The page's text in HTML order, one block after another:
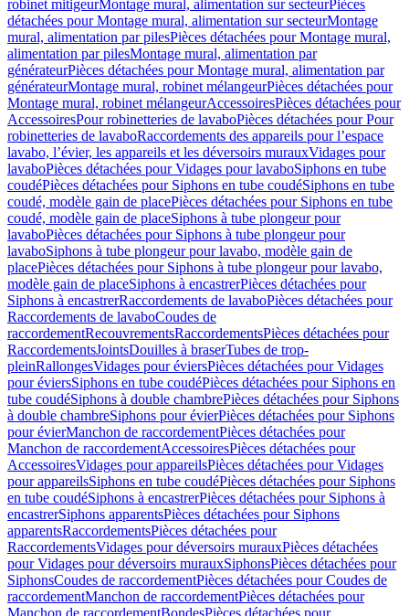
robinet mitigeurMontage mural, alimentation sur secteurPièces
détachées pour Montage mural, alimentation sur secteurMontage
mural, alimentation par pilesPièces détachées pour Montage mural,
alimentation par pilesMontage mural, alimentation par
générateurPièces détachées pour Montage mural, alimentation par
générateurMontage mural, robinet mélangeurPièces détachées pour
Montage mural, robinet mélangeurAccessoiresPièces détachées pour
AccessoiresPour robinetteries de lavaboPièces détachées pour Pour
robinetteries de lavaboRaccordements des appareils pour l’espace
lavabo, l’évier, les appareils et les déversoirs murauxVidages pour
lavaboPièces détachées pour Vidages pour lavaboSiphons en tube
coudéPièces détachées pour Siphons en tube coudéSiphons en tube
coudé, modèle gain de placePièces détachées pour Siphons en tube
coudé, modèle gain de placeSiphons à tube plongeur pour
lavaboPièces détachées pour Siphons à tube plongeur pour
lavaboSiphons à tube plongeur pour lavabo, modèle gain de
placePièces détachées pour Siphons à tube plongeur pour lavabo,
modèle gain de placeSiphons à encastrerPièces détachées pour
Siphons à encastrerRaccordements de lavaboPièces détachées pour
Raccordements de lavaboCoudes de
raccordementRecouvrementsRaccordementsPièces détachées pour
RaccordementsJointsDouilles à braserTubes de trop-
pleinRallongesVidages pour éviersPièces détachées pour Vidages
pour éviersSiphons en tube coudéPièces détachées pour Siphons en
tube coudéSiphons à double chambrePièces détachées pour Siphons
à double chambreSiphons pour évierPièces détachées pour Siphons
pour évierManchon de raccordementPièces détachées pour
Manchon de raccordementAccessoiresPièces détachées pour
AccessoiresVidages pour appareilsPièces détachées pour Vidages
pour appareilsSiphons en tube coudéPièces détachées pour Siphons
en tube coudéSiphons à encastrerPièces détachées pour Siphons à
encastrerSiphons apparentsPièces détachées pour Siphons
apparentsRaccordementsPièces détachées pour
RaccordementsVidages pour déversoirs murauxPièces détachées
pour Vidages pour déversoirs murauxSiphonsPièces détachées pour
SiphonsCoudes de raccordementPièces détachées pour Coudes de
raccordementManchon de raccordementPièces détachées pour
Manchon de raccordementBondesPièces détachées pour